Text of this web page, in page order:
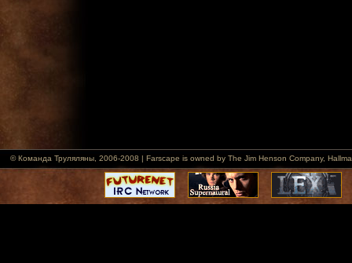
© Команда Труляляны, 2006-2008 | Farscape is owned by The Jim Henson Company,